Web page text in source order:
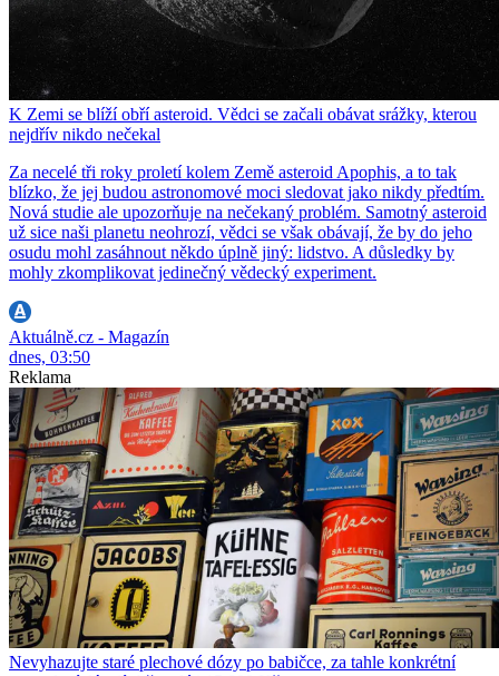
K Zemi se blíží obří asteroid. Vědci se začali obávat srážky, kterou
nejdřív nikdo nečekal
Za necelé tři roky proletí kolem Země asteroid Apophis, a to tak
blízko, že jej budou astronomové moci sledovat jako nikdy předtím.
Nová studie ale upozorňuje na nečekaný problém. Samotný asteroid
už sice naši planetu neohrozí, vědci se však obávají, že by do jeho
osudu mohl zasáhnout někdo úplně jiný: lidstvo. A důsledky by
mohly zkomplikovat jedinečný vědecký experiment.
Aktuálně.cz - Magazín
dnes, 03:50
Reklama
Nevyhazujte staré plechové dózy po babičce, za tahle konkrétní